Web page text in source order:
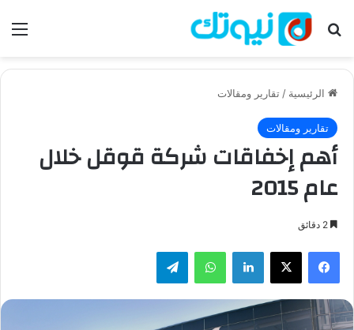
بحث عن
الرئيسية / تقارير ومقالات
تقارير ومقالات
أهم إخفاقات شركة قوقل خلال
عام 2015
فيسبوك لينكدإن واتساب